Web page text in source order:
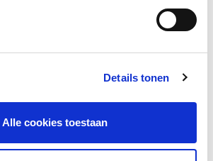
Details tonen
Alle cookies toestaanin jouw groep?